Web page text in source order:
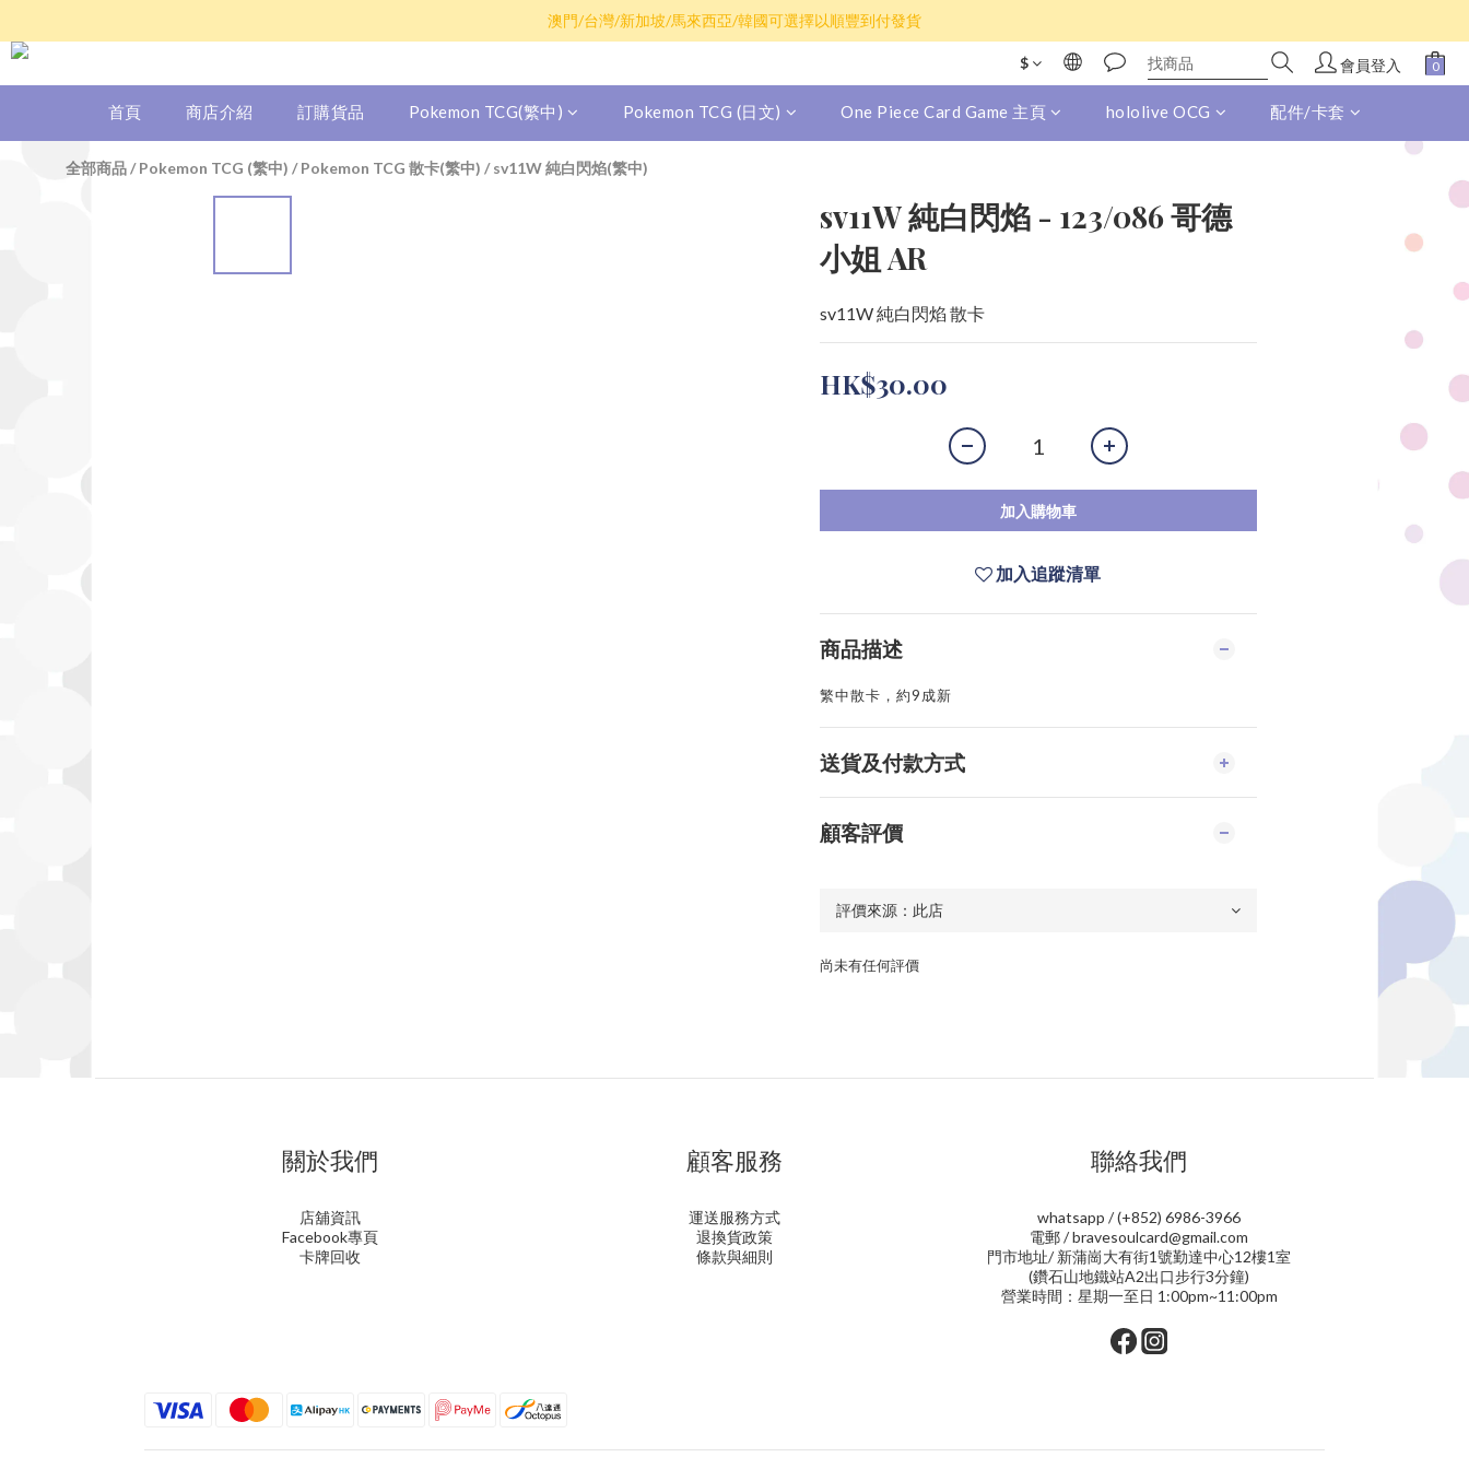
散卡買滿$100包平郵，全部產品買滿$800包順豐(香港境內)
澳門/台灣/新加坡/馬來西亞/韓國可選擇以順豐到付發貨
$ 會員登入
首頁 商店介紹 訂購貨品 Pokemon TCG(繁中) Pokemon TCG (日文) One Piece Card Game 主頁 hololive OCG 配件/卡套
全部商品/Pokemon TCG (繁中) /Pokemon TCG 散卡(繁中) /sv11W 純白閃焰(繁中)
sv11W 純白閃焰 - 123/086 哥德
小姐 AR
sv11W 純白閃焰 散卡
HK$30.00
加入購物車
加入追蹤清單
商品描述
繁中散卡，約9成新
送貨及付款方式
顧客評價
尚未有任何評價
關於我們
店舖資訊
Facebook專頁
卡牌回收
顧客服務
運送服務方式
退換貨政策
條款與細則
聯絡我們
whatsapp / (+852) 6986-3966
電郵 / bravesoulcard@gmail.com
門市地址/ 新蒲崗大有街1號勤達中心12樓1室
(鑽石山地鐵站A2出口步行3分鐘)
營業時間：星期一至日 1:00pm~11:00pm